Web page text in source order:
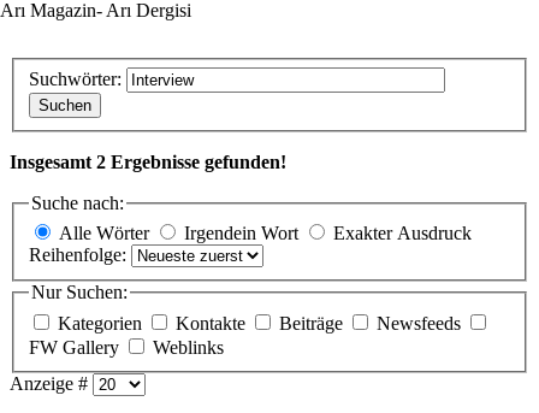
Arı Magazin- Arı Dergisi
Suchwörter:
Suchen
Insgesamt 2 Ergebnisse gefunden!
Suche nach:
Alle Wörter
Irgendein Wort
Exakter Ausdruck
Reihenfolge:
Nur Suchen:
Kategorien
Kontakte Beiträge
Newsfeeds
FW Gallery
Weblinks
Anzeige #